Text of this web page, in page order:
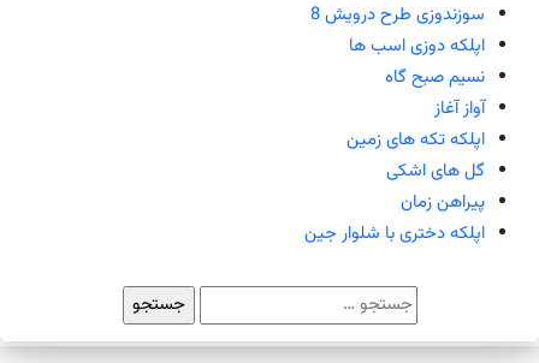
سوزندوزی طرح درویش 8
اپلکه دوزی اسب ها
نسیم صبح گاه
آواز آغاز
اپلکه تکه های زمین
گل های اشکی
پیراهن زمان
اپلکه دختری با شلوار جین
جستجو
برای: